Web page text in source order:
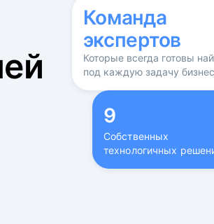
Команда
экспертов
Которые всегда готовы
под каждую задачу
9
Собственных
технологичных